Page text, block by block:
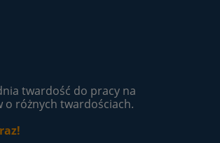
twardość do pracy na
o różnych twardościach.